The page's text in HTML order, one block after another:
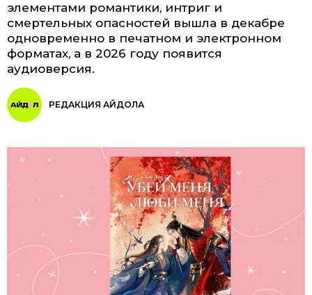
элементами романтики, интриг и
смертельных опасностей вышла в декабре
одновременно в печатном и электронном
форматах, а в 2026 году появится
аудиоверсия.
РЕДАКЦИЯ АЙДОЛА